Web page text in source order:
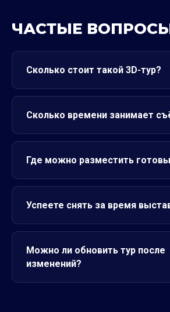
ЧАСТЫЕ
Сколько стоит такой 3D-тур?
Сколько времени занимает
Где можно разместить
Успеете снять за время
Можно ли обновить тур после
изменений?